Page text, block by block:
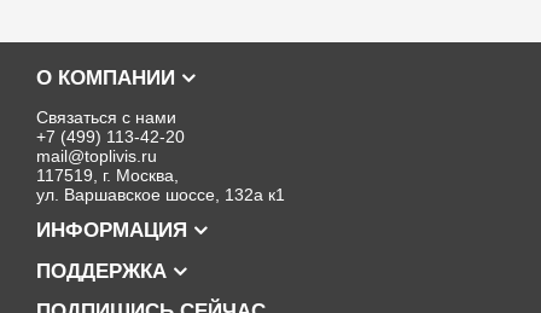
О КОМПАНИИ
Связаться с нами
+7 (499) 113-42-20
mail@toplivis.ru
117519, г. Москва,
ул. Варшавское шоссе, 132а к1
ИНФОРМАЦИЯ
ПОДДЕРЖКА